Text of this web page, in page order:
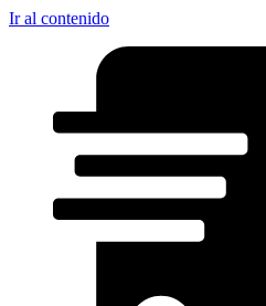
Ir al contenido